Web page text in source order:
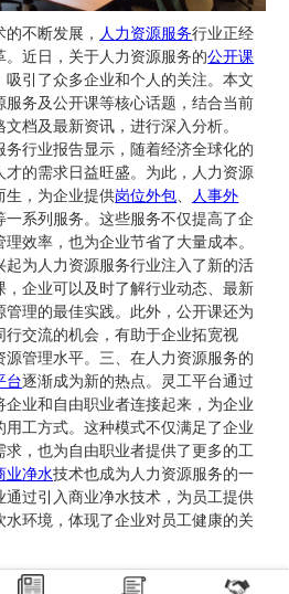
不断发展， 人力资源服务行业正经
。近日，关于人力资源服务的公开课
吸引了众多企业和个人的关注。本文
服务及公开课等核心话题，结合当前
档及最新资讯，进行深入分析。
务行业报告显示，随着经济全球化的
才的需求日益旺盛。为此，人力资源
生，为企业提供岗位外包、
人事外
一系列服务。这些服务不仅提高了企
效率，也为企业节省了大量成本。
起为人力资源服务行业注入了新的活
，企业可以及时了解行业动态、最新
管理的最佳实践。此外，公开课还为
行交流的机会，有助于企业拓宽视
源管理水平。三、在人力资源服务的
台逐渐成为新的热点。灵工平台通过
企业和自由职业者连接起来，为企业
用工方式。这种模式不仅满足了企业
求，也为自由职业者提供了更多的工
业净水技术也成为人力资源服务的一
通过引入商业净水技术，为员工提供
水环境，体现了企业对员工健康的关
资源服务行业的发展日新月异，公开
现为行业带来了新的机遇。未来，人